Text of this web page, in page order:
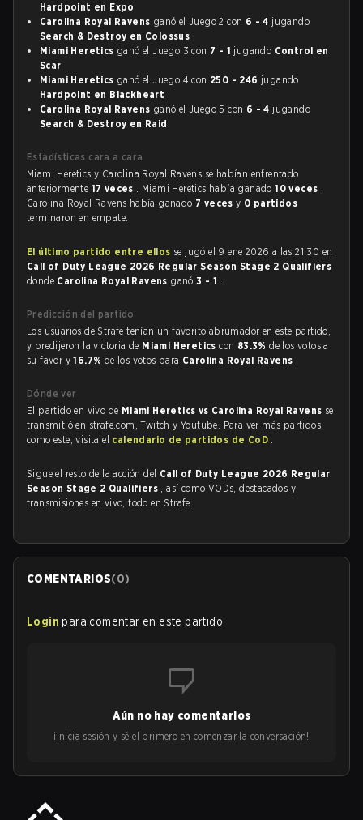
Hardpoint en Expo
Carolina Royal Ravens ganó el Juego 2 con 6 - 4 jugando
Search & Destroy en Colossus
Miami Heretics ganó el Juego 3 con 7 - 1 jugando Control en
Scar
Miami Heretics ganó el Juego 4 con 250 - 246 jugando
Hardpoint en Blackheart
Carolina Royal Ravens ganó el Juego 5 con 6 - 4 jugando
Search & Destroy en Raid
Estadísticas cara a cara
Miami Heretics y Carolina Royal Ravens se habían enfrentado
anteriormente 17 veces . Miami Heretics había ganado10 veces ,
Carolina Royal Ravens había ganado 7 vecesy 0 partidos
terminaron en empate.
El último partido entre ellos se jugó el 9 ene 2026 a las 21:30 en
Call of Duty League 2026 Regular Season Stage 2 Qualifiers
donde Carolina Royal Ravens ganó3 - 1 .
Predicción del partido
Los usuarios de Strafe tenían un favorito abrumador en este partido,
y predijeron la victoria de Miami Hereticscon 83.3%de los votos a
su favor y16.7% de los votos para Carolina Royal Ravens .
Dónde ver
El partido en vivo de Miami Heretics vs Carolina Royal Ravens se
transmitió en strafe.com, Twitch y Youtube. Para ver más partidos
como este, visita el calendario de partidos de CoD .
Sigue el resto de la acción del Call of Duty League 2026 Regular
Season Stage 2 Qualifiers , así como VODs, destacados y
transmisiones en vivo, todo en Strafe.
COMENTARIOS(0)
Login para comentar en este partido
Aún no hay comentarios
¡Inicia sesión y sé el primero en comenzar la conversación!